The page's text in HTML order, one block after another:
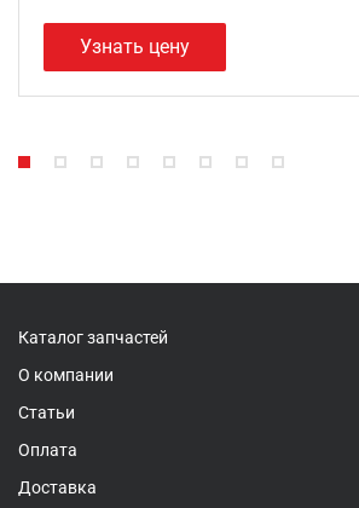
Узнать цену
Каталог запчастей
О компании
Статьи
Оплата
Доставка